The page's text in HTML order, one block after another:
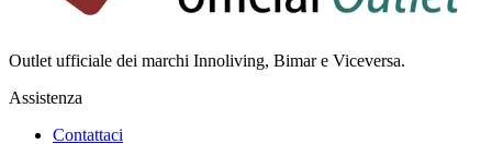
Outlet ufficiale dei marchi Innoliving, Bimar e Viceversa.
Assistenza
Contattaci